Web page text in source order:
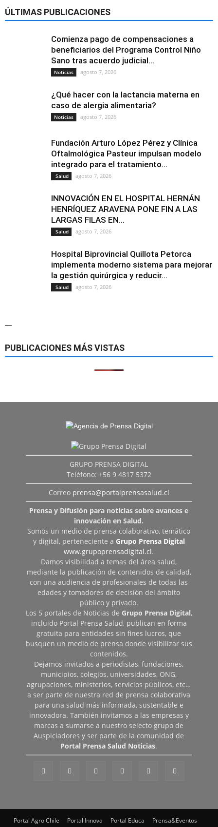
ÚLTIMAS PUBLICACIONES
Comienza pago de compensaciones a
beneficiarios del Programa Control Niño
Sano tras acuerdo judicial...
Noticias agosto 7, 2026
¿Qué hacer con la lactancia materna en
caso de alergia alimentaria?
Noticias agosto 7, 2026
Fundación Arturo López Pérez y Clínica
Oftalmológica Pasteur impulsan modelo
integrado para el tratamiento...
Salud agosto 7, 2026
INNOVACIÓN EN EL HOSPITAL HERNÁN
HENRÍQUEZ ARAVENA PONE FIN A LAS
LARGAS FILAS EN...
Salud agosto 7, 2026
Hospital Biprovincial Quillota Petorca
implementa moderno sistema para mejorar
la gestión quirúrgica y reducir...
Salud agosto 7, 2026
—
PUBLICACIONES MÁS VISTAS
GRUPO PRENSA DIGITAL
Teléfono: +56 9 4817 5372
Correo prensa@portalprensasalud.cl
Prensa y Difusión para noticias sobre avances e
innovación en Salud.
Somos un medio de prensa colaborativo, temático
y digital, perteneciente a Grupo Prensa Digital
www.grupoprensadigital.cl.
Damos visibilidad a temas del área salud,
mediante la publicación de contenidos de calidad,
con una audiencia de profesionales de todas las
edades y tomadores de decisión del ámbito
público y privado.
Los 5 portales de Noticias de Grupo Prensa Digital,
incluido Portal Prensa Salud, publican en forma
gratuita para entidades sin fines lucros, que
busquen un medio de prensa donde visibilizar sus
contenidos.
Dejamos invitados a periodistas, fundaciones,
municipios, colegios, universidades, ONG,
agrupaciones, ministerios, servicios públicos, etc…
a ser parte de nuestra red de prensa colaborativa
para una salud más informada, sustentable e
innovadora. También invitamos a las empresas y
marcas a sumarse a nuestro selecto grupo de
Auspiciadores y ser parte de la comunidad de
Portal Prensa Salud Noticias.
Portal Agro Chile Portal Innova Portal Educa
Prensa&Eventos